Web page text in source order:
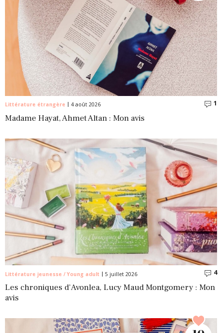
Littérature étrangère 4 août 2026 1
Madame Hayat, Ahmet Altan : Mon avis
Littérature jeunesse / Young adult 5 juillet 2026 4
Les chroniques d’Avonlea, Lucy Maud Montgomery : Mon
avis